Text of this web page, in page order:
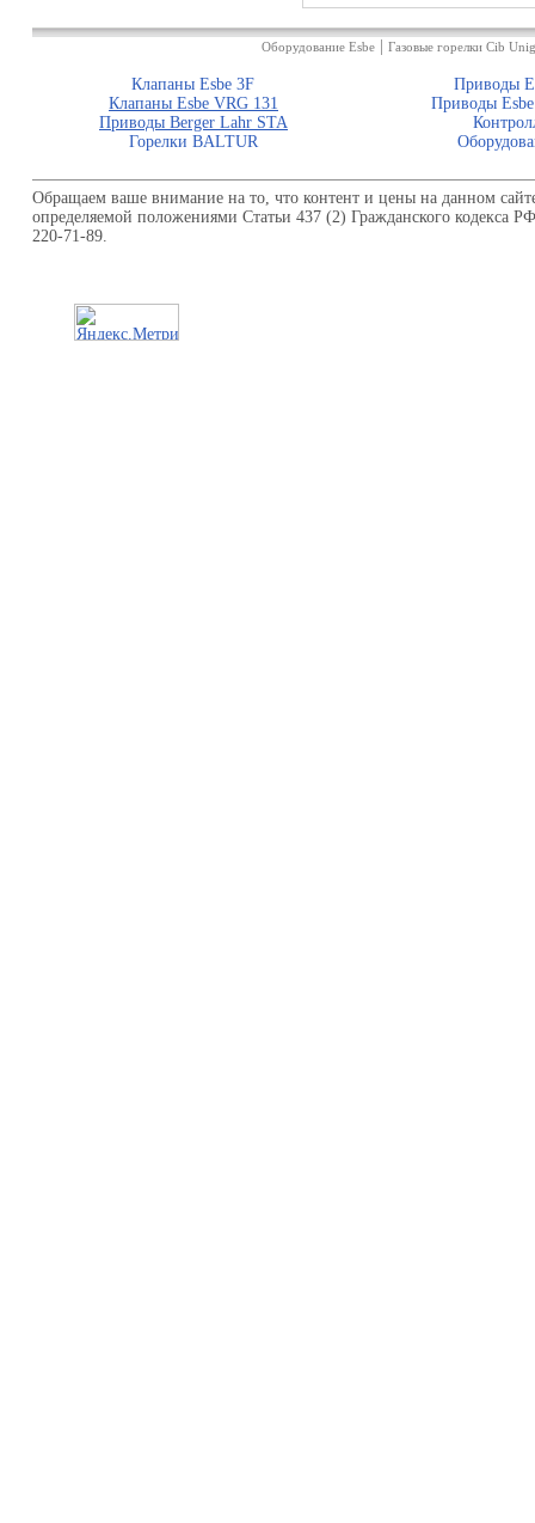
Оборудование Esbe Газовые горелки Cib
Клапаны Esbe 3F
Приводы
Клапаны Esbe VRG 131
Приводы
Приводы Berger Lahr STA
Горелки BALTUR
Обращаем ваше внимание на то, что контент и цены на данном
определяемой положениями Статьи 437 (2) Гражданского кодекса
220-71-89.